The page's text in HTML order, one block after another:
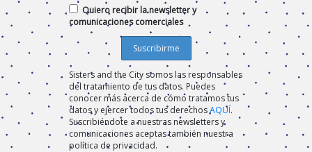
Quiero recibir la newsletter y
comunicaciones comerciales
Sisters and the City somos las responsables
del tratamiento de tus datos. Puedes
conocer más acerca de cómo tratamos tus
datos y ejercer todos tus derechosAQUÍ.
Suscribiéndote a nuestras newsletters y
comunicaciones aceptas también nuestra
política de privacidad.